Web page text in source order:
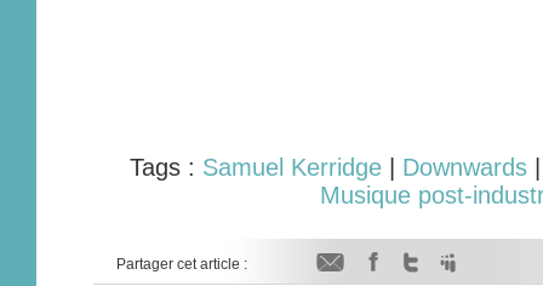
Tags : Samuel Kerridge Downwards
Musique post-
Partager cet article :